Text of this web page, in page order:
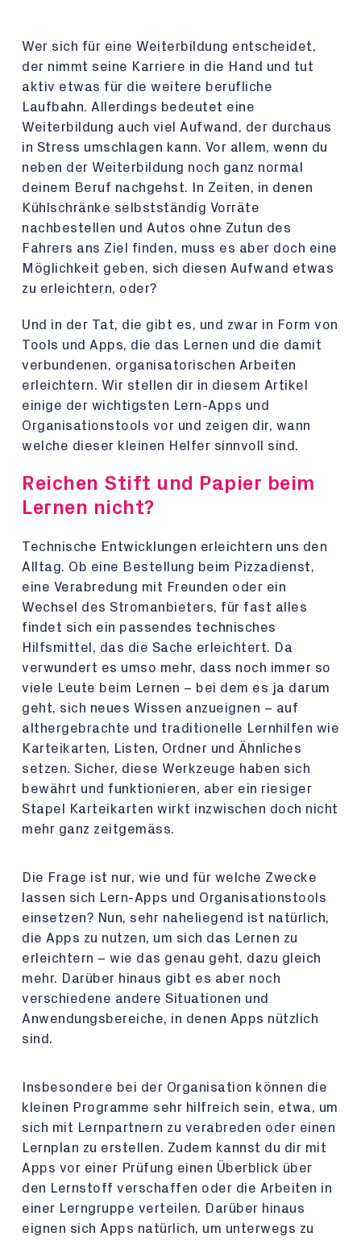
Wer sich für eine Weiterbildung entscheidet,
der nimmt seine Karriere in die Hand und tut
aktiv etwas für die weitere berufliche
Laufbahn. Allerdings bedeutet eine
Weiterbildung auch viel Aufwand, der durchaus
in Stress umschlagen kann. Vor allem, wenn du
neben der Weiterbildung noch ganz normal
deinem Beruf nachgehst. In Zeiten, in denen
Kühlschränke selbstständig Vorräte
nachbestellen und Autos ohne Zutun des
Fahrers ans Ziel finden, muss es aber doch eine
Möglichkeit geben, sich diesen Aufwand etwas
zu erleichtern, oder?
Und in der Tat, die gibt es, und zwar in Form von
Tools und Apps, die das Lernen und die damit
verbundenen, organisatorischen Arbeiten
erleichtern. Wir stellen dir in diesem Artikel
einige der wichtigsten Lern-Apps und
Organisationstools vor und zeigen dir, wann
welche dieser kleinen Helfer sinnvoll sind.
Reichen Stift und Papier beim
Lernen nicht?
Technische Entwicklungen erleichtern uns den
Alltag. Ob eine Bestellung beim Pizzadienst,
eine Verabredung mit Freunden oder ein
Wechsel des Stromanbieters, für fast alles
findet sich ein passendes technisches
Hilfsmittel, das die Sache erleichtert. Da
verwundert es umso mehr, dass noch immer so
viele Leute beim Lernen – bei dem es ja darum
geht, sich neues Wissen anzueignen – auf
althergebrachte und traditionelle Lernhilfen wie
Karteikarten, Listen, Ordner und Ähnliches
setzen. Sicher, diese Werkzeuge haben sich
bewährt und funktionieren, aber ein riesiger
Stapel Karteikarten wirkt inzwischen doch nicht
mehr ganz zeitgemäss.
Die Frage ist nur, wie und für welche Zwecke
lassen sich Lern-Apps und Organisationstools
einsetzen? Nun, sehr naheliegend ist natürlich,
die Apps zu nutzen, um sich das Lernen zu
erleichtern – wie das genau geht, dazu gleich
mehr. Darüber hinaus gibt es aber noch
verschiedene andere Situationen und
Anwendungsbereiche, in denen Apps nützlich
sind.
Insbesondere bei der Organisation können die
kleinen Programme sehr hilfreich sein, etwa, um
sich mit Lernpartnern zu verabreden oder einen
Lernplan zu erstellen. Zudem kannst du dir mit
Apps vor einer Prüfung einen Überblick über
den Lernstoff verschaffen oder die Arbeiten in
einer Lerngruppe verteilen. Darüber hinaus
eignen sich Apps natürlich, um unterwegs zu